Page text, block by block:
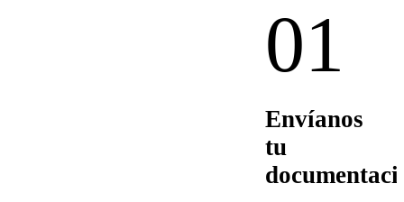
01
Envíanos
tu